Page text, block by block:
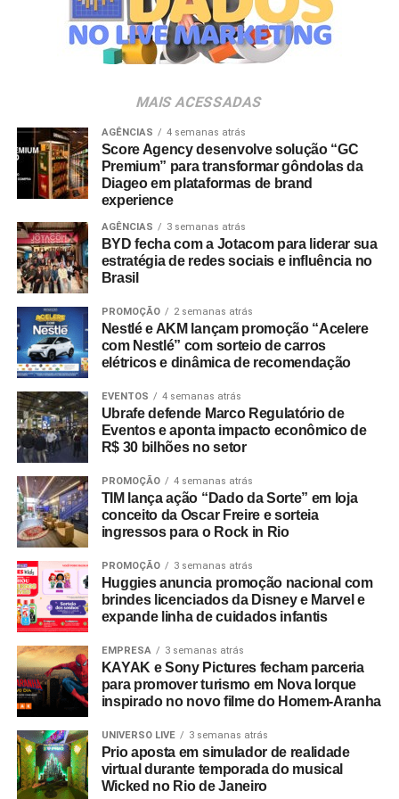
negócios. As possibilidades de ativação e experiência de
marca em eventos são infinitas”, analisa Luciana Dantas,
vice-presidente da ALAGEV.
chancelada por pesquisas do setor. Dados do
Travel Index
apontam que 80% dos colaboradores
consideram viagens de incentivo a forma mais relevante
de reconhecimento profissional — contra 20% que optam
por bonificações financeiras ou bens materiais. A
pesquisa revela ainda que essas ativações aumentam a
retenção de lembrança de marca em até 35%, além de
96% dos entrevistados relatarem incremento na
motivação.
No âmbito comercial, organizações com programas
estruturados de viagens de incentivo registram até três
vezes mais chances de ultrapassar suas metas de
programas similares.
A Copa do Mundo do México, Estados Unidos e Canadá
Segundo números da FIFA, foram comercializados mais
de 607 mil pacotes de hospitalidade durante o torneio
mundial. Do total de compradores corporativos do
figurando o Brasil entre os dez principais mercados
globais consumidores da modalidade.
A relevância das experiências esportivas de grande porte
exige planejamento de longo prazo, com marcas já
estruturando ações voltadas para a Copa do Mundo de
2030, que terá partidas distribuídas entre Espanha,
Portugal, Marrocos, Uruguai, Argentina e Paraguai.
Entre as sedes, o governo do Marrocos antecipou
investimentos por meio do programaAirports 2030
MAIS ACESSADAS
AGÊNCIAS 4 semanas atrás
Score Agency desenvolve solução “GC
Premium” para transformar gôndolas da
Diageo em plataformas de brand
experience
AGÊNCIAS 3 semanas atrás
BYD fecha com a Jotacom para liderar sua
estratégia de redes sociais e influência no
Brasil
PROMOÇÃO 2 semanas atrás
Nestlé e AKM lançam promoção “Acelere
com Nestlé” com sorteio de carros
elétricos e dinâmica de recomendação
EVENTOS 4 semanas atrás
Ubrafe defende Marco Regulatório de
Eventos e aponta impacto econômico de
R$ 30 bilhões no setor
PROMOÇÃO 4 semanas atrás
TIM lança ação “Dado da Sorte” em loja
conceito da Oscar Freire e sorteia
ingressos para o Rock in Rio
PROMOÇÃO 3 semanas atrás
Huggies anuncia promoção nacional com
brindes licenciados da Disney e Marvel e
expande linha de cuidados infantis
EMPRESA 3 semanas atrás
KAYAK e Sony Pictures fecham parceria
para promover turismo em Nova Iorque
inspirado no novo filme do Homem-Aranha
UNIVERSO LIVE 3 semanas atrás
Prio aposta em simulador de realidade
virtual durante temporada do musical
Wicked no Rio de Janeiro